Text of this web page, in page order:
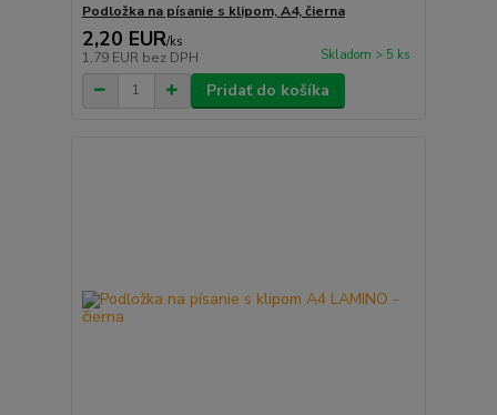
Podložka na písanie s klipom, A4, čierna
2,20 EUR/ks
1,79 EUR bez DPH Skladom > 5 ks
Pridať do košíka